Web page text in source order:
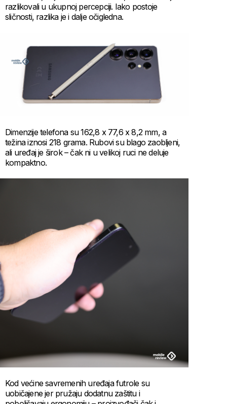
razlikovali u ukupnoj percepciji. Iako postoje
sličnosti, razlika je i dalje očigledna.
Dimenzije telefona su 162,8 x 77,6 x 8,2 mm, a
težina iznosi 218 grama. Rubovi su blago zaobljeni,
ali uređaj je širok – čak ni u velikoj ruci ne deluje
kompaktno.
Kod većine savremenih uređaja futrole su
uobičajene jer pružaju dodatnu zaštitu i